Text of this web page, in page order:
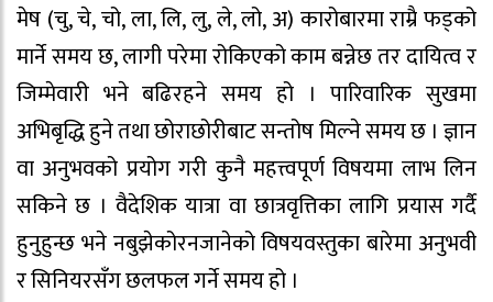
मेष (चु, चे, चो, ला, लि, लु, ले, लो, अ) कारोबारमा राम्रै फड्को
मार्ने समय छ, लागी परेमा रोकिएको काम बन्नेछ तर दायित्व र
जिम्मेवारी भने बढिरहने समय हो । पारिवारिक सुखमा
अभिबृद्धि हुने तथा छोराछोरीबाट सन्तोष मिल्ने समय छ । ज्ञान
वा अनुभवको प्रयोग गरी कुनै महत्त्वपूर्ण विषयमा लाभ लिन
सकिने छ । वैदेशिक यात्रा वा छात्रवृत्तिका लागि प्रयास गर्दै
हुनुहुन्छ भने नबुझेकोरनजानेको विषयवस्तुका बारेमा अनुभवी
र सिनियरसँग छलफल गर्ने समय हो ।